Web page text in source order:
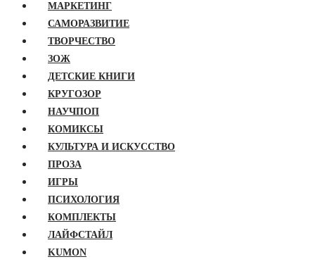
МАРКЕТИНГ
САМОРАЗВИТИЕ
ТВОРЧЕСТВО
ЗОЖ
ДЕТСКИЕ КНИГИ
КРУГОЗОР
НАУЧПОП
КОМИКСЫ
КУЛЬТУРА И ИСКУССТВО
ПРОЗА
ИГРЫ
ПСИХОЛОГИЯ
КОМПЛЕКТЫ
ЛАЙФСТАЙЛ
KUMON